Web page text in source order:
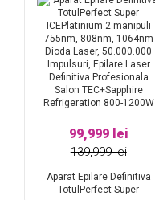
99,999 lei
139,999 lei
Aparat Epilare Definitiva
TotulPerfect Super